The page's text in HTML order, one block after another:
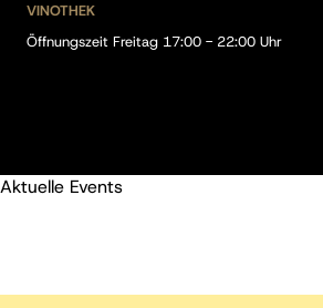
VINOTHEK
Öffnungszeit Freitag 17:00 - 22:00 Uhr
Aktuelle Events